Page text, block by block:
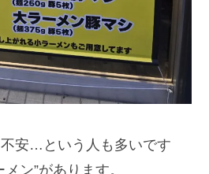
安…という人も多いです
ン”があります。